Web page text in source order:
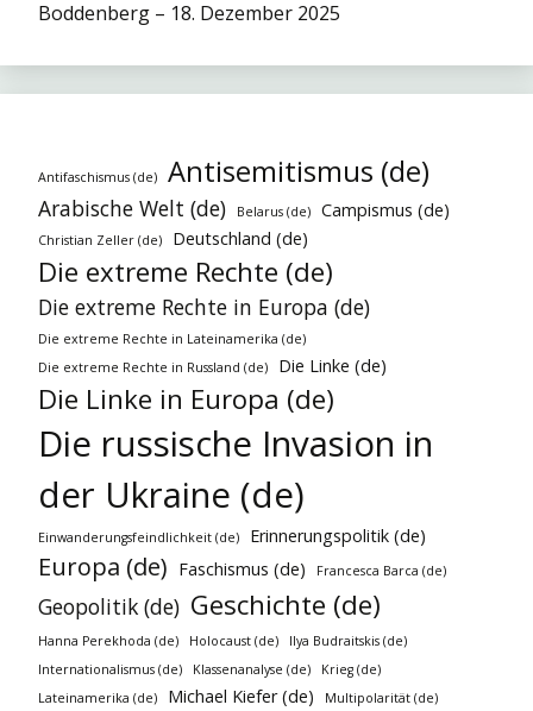
Boddenberg – 18. Dezember 2025
Antifaschismus (de) Antisemitismus (de)
Arabische Welt (de) Belarus (de) Campismus (de)
Christian Zeller (de) Deutschland (de)
Die extreme Rechte (de)
Die extreme Rechte in Europa (de)
Die extreme Rechte in Lateinamerika (de)
Die extreme Rechte in Russland (de)
Die Linke (de)
Die Linke in Europa (de)
Die russische Invasion in
der Ukraine (de)
Einwanderungsfeindlichkeit (de) Erinnerungspolitik (de)
Europa (de) Faschismus (de) Francesca Barca (de)
Geopolitik (de) Geschichte (de)
Hanna Perekhoda (de) Holocaust (de)
Ilya Budraitskis (de)
Internationalismus (de)
Klassenanalyse (de)
Krieg (de)
Lateinamerika (de)
Michael Kiefer (de)
Multipolarität (de)